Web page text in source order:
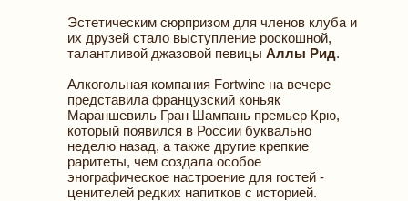
Эстетическим сюрпризом для членов клуба и
их друзей стало выступление роскошной,
талантливой джазовой певицы Аллы Рид.
Алкогольная компания Fortwine на вечере
представила французский коньяк
Мараншевиль Гран Шампань премьер Крю,
который появился в России буквально
неделю назад, а также другие крепкие
раритеты, чем создала особое
энографическое настроение для гостей -
ценителей редких напитков с историей.